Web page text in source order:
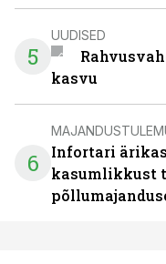
5
UUDISED
kasvu
6
Infortari
kasumlikkust